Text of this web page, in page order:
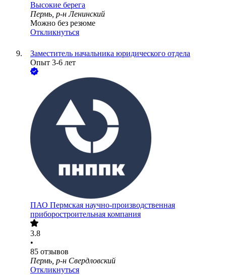
Высокие берега
Пермь, р-н Ленинский
Можно без резюме
Откликнуться
Заместитель начальника юридического отдела
Опыт 3-6 лет
ПАО Пермская научно-производственная
приборостроительная компания
3.8
•
85 отзывов
Пермь, р-н Свердловский
Откликнуться